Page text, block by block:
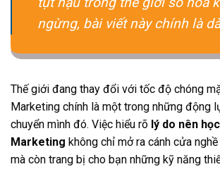
ngừng, bài viết này chính là
Thế giới đang thay đổi với tốc độ chóng
Marketing chính là một trong những động
chuyển mình đó. Việc hiểu rõ lý do nên
Marketing không chỉ mở ra cánh cửa
mà còn trang bị cho bạn những kỹ năng